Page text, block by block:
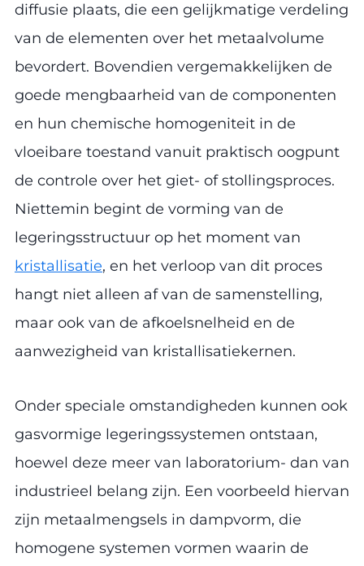
diffusie plaats, die een gelijkmatige verdeling
van de elementen over het metaalvolume
bevordert. Bovendien vergemakkelijken de
goede mengbaarheid van de componenten
en hun chemische homogeniteit in de
vloeibare toestand vanuit praktisch oogpunt
de controle over het giet- of stollingsproces.
Niettemin begint de vorming van de
legeringsstructuur op het moment van
kristallisatie, en het verloop van dit proces
hangt niet alleen af van de samenstelling,
maar ook van de afkoelsnelheid en de
aanwezigheid van kristallisatiekernen.
Onder speciale omstandigheden kunnen ook
gasvormige legeringssystemen ontstaan,
hoewel deze meer van laboratorium- dan van
industrieel belang zijn. Een voorbeeld hiervan
zijn metaalmengsels in dampvorm, die
homogene systemen vormen waarin de